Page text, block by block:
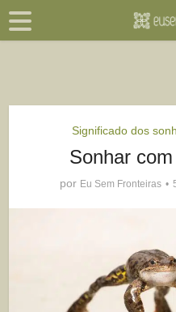
Significado dos
Sonhar
por Eu Sem Fronteiras